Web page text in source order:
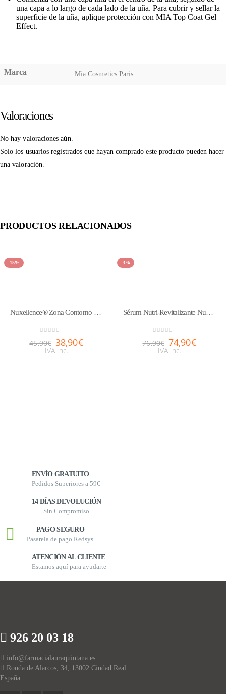
una capa a lo largo de cada lado de la uña. Para cubrir y sellar la
superficie de la uña, aplique protección con MIA Top Coat Gel
Effect.
Marca Mia Cosmetics Paris
Valoraciones
No hay valoraciones aún.
Solo los usuarios registrados que hayan comprado este producto pueden hacer
una valoración.
PRODUCTOS RELACIONADOS
-15%
Nuxellence® Zona Contorno de Ojos 15ml
45,90€ 38,90€
IVA inc.
-3%
Sérum Nutri-Revitalizante Nuxuriance® Gold 30ml
76,90€ 74,90€
IVA inc.
ENVÍO GRATUITO
Pedidos Superiores a 59€
14 DÍAS DEVOLUCIÓN
Sin Compromiso
PAGO SEGURO
Pasarela de pago Redsys
ATENCIÓN AL CLIENTE
Estamos aquí para ayudarte
926 20 03 18
info@farmacialauraquintana.es
Ronda de Alarcos, 34, 13002 Ciudad Real
España